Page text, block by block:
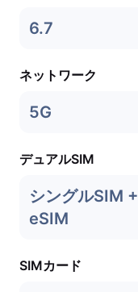
6.7
ネットワーク
5G
デュアルSIM
シングルSIM +
eSIM
SIMカード